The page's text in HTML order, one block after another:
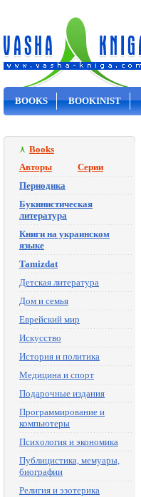
BOOKS BOOKINIST
Books
Авторы
Серии
Периодика
Букинистическая
литература
Книги на украинском
языке
Tamizdat
Детская литература
Дом и семья
Еврейский мир
Искусство
История и политика
Медицина и спорт
Подарочные издания
Программирование и
компьютеры
Психология и экономика
Публицистика, мемуары,
биографии
Религия и эзотерика